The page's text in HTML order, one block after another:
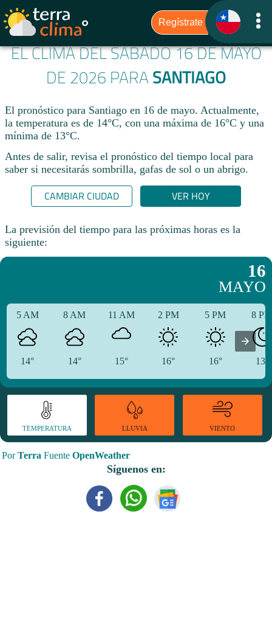
EL CLIMA DEL SÁBADO 16 DE MAYO
DE 2026 PARA SANTIAGO
El pronóstico para Santiago en 16 de mayo. Actualmente,
la temperatura es de 14°C, con una máxima de 16°C y una
mínima de 13°C.
Antes de salir, revisa el pronóstico del tiempo local para
saber si necesitarás sombrilla, gafas de sol o un abrigo.
CAMBIAR CIUDAD VER HOY
La previsión del tiempo para las próximas horas es la
siguiente:
16
MAYO
5 AM
14°
8 AM
14°
11 AM
15°
2 PM
16°
5 PM
16°
8
13°
TEMPERATURA LLUVIA VIENTO
PorTerra Fuente OpenWeather
Síguenos en: